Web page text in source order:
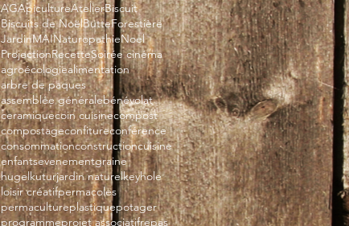
AGApicultureAtelierBiscuit
Biscuits de NoëlButteForestière
JardinMAINaturopathieNoel
ProjectionRecetteSoirée cinéma
agroécologiealimentation
arbre de paques
assemblée généralebénévolat
ceramiquecoin cuisinecompost
compostageconfitureconférence
consommationconstructioncuisine
enfantsevenementgraine
hugelkuturjardin naturelkeyhole
loisir créatifpermacoles
permacultureplastiquepotager
programmeprojet associatifrepas